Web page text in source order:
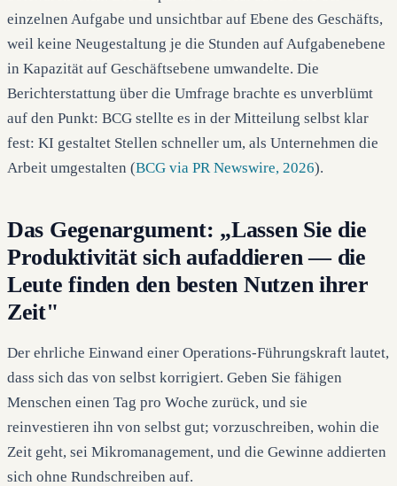
einzelnen Aufgabe und unsichtbar auf Ebene des Geschäfts,
weil keine Neugestaltung je die Stunden auf Aufgabenebene
in Kapazität auf Geschäftsebene umwandelte. Die
Berichterstattung über die Umfrage brachte es unverblümt
auf den Punkt: BCG stellte es in der Mitteilung selbst klar
fest: KI gestaltet Stellen schneller um, als Unternehmen die
Arbeit umgestalten (BCG via PR Newswire, 2026).
Das Gegenargument: „Lassen Sie die
Produktivität sich aufaddieren — die
Leute finden den besten Nutzen ihrer
Zeit"
Der ehrliche Einwand einer Operations-Führungskraft lautet,
dass sich das von selbst korrigiert. Geben Sie fähigen
Menschen einen Tag pro Woche zurück, und sie
reinvestieren ihn von selbst gut; vorzuschreiben, wohin die
Zeit geht, sei Mikromanagement, und die Gewinne addierten
sich ohne Rundschreiben auf.